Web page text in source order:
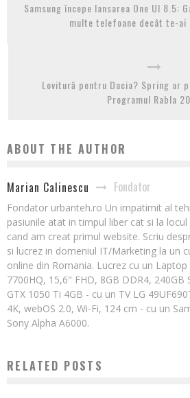
Samsung începe lansarea One UI 8.5:
multe telefoane decât te-
Lovitură pentru Dacia? Spring ar
Programul Rabla
ABOUT THE AUTHOR
Marian Calinescu Fondator
Fondator urbanteh.ro Un impatimit al
pasiunile atat in timpul liber cat si la
cand am creat primul website. Scriu
si lucrez in domeniul IT/Marketing la un
online din Romania. Lucrez cu un
7700HQ, 15,6" FHD, 8GB DDR4, 240GB
GTX 1050 Ti 4GB - cu un TV LG
4K, webOS 2.0, Wi-Fi, 124 cm - cu un
Sony Alpha A6000.
RELATED POSTS